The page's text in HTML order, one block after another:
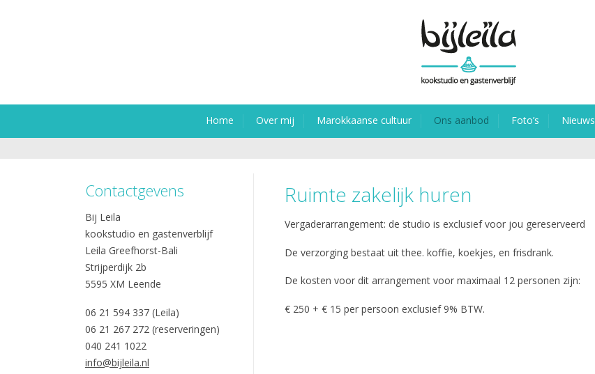
Home Over mij Marokkaanse cultuur Ons aanbod Foto’s Nieuws
Ruimte zakelijk huren
Vergaderarrangement: de studio is exclusief voor jou gereserveerd
De verzorging bestaat uit thee. koffie, koekjes, en frisdrank.
De kosten voor dit arrangement voor maximaal 12 personen zijn:
€ 250 + € 15 per persoon exclusief 9% BTW.
Contactgevens
Bij Leila
kookstudio en gastenverblijf
Leila Greefhorst-Bali
Strijperdijk 2b
5595 XM Leende
06 21 594 337 (Leila)
06 21 267 272 (reserveringen)
040 241 1022
info@bijleila.nl